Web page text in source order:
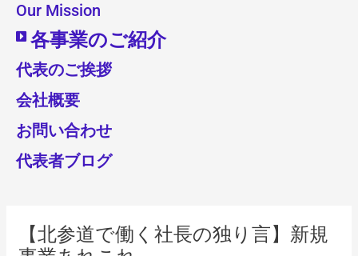
Our Mission
各事業のご紹介
代表のご挨拶
会社概要
お問い合わせ
代表者ブログ
【北参道で働く社長の独り言】新規